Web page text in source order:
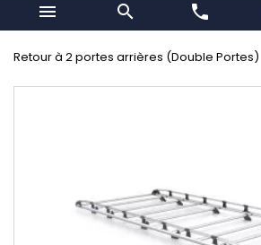
  phone
Retour à 2 portes arrières (Double Portes)